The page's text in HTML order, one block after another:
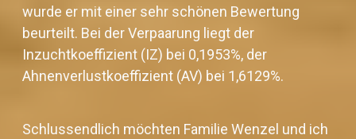
wurde er mit einer sehr schönen Bewertung
beurteilt. Bei der Verpaarung liegt der
Inzuchtkoeffizient (IZ) bei 0,1953%, der
Ahnenverlustkoeffizient (AV) bei 1,6129%.
Schlussendlich möchten Familie Wenzel und ich